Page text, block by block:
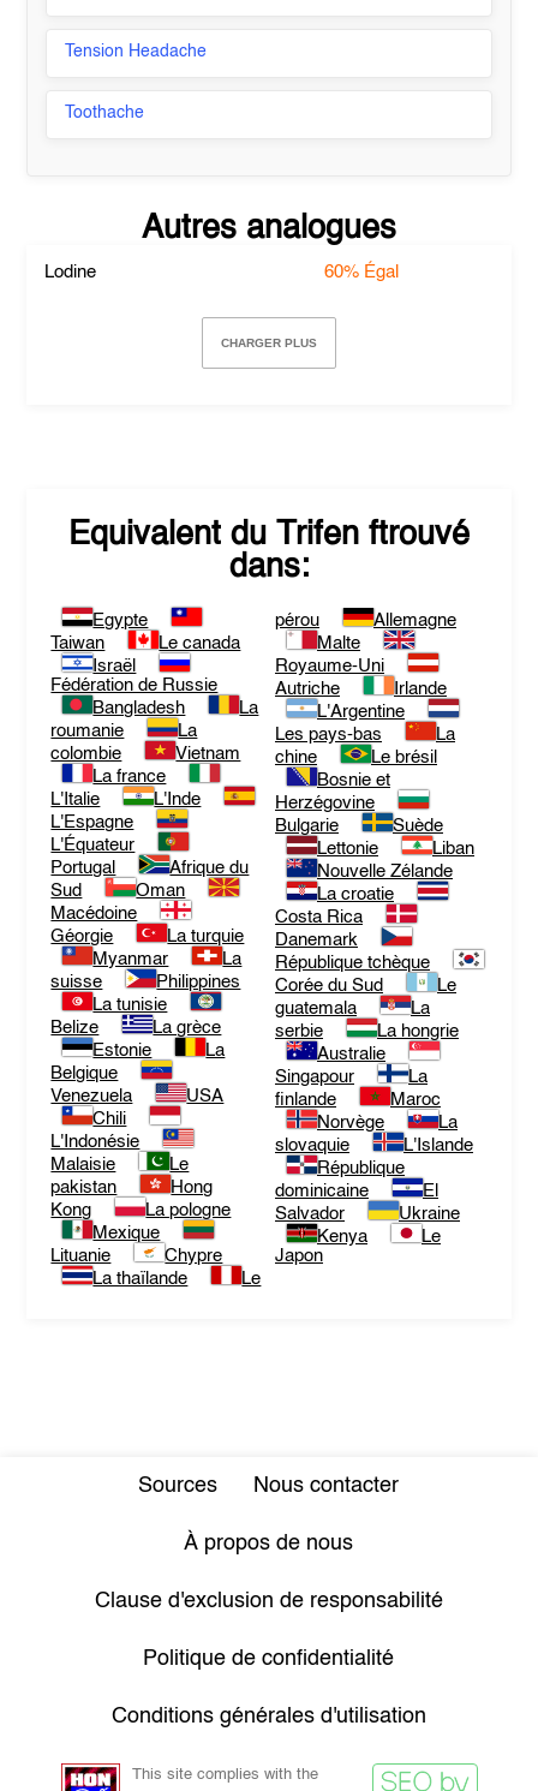
Tension Headache
Toothache
Autres analogues
Lodine 60% Égal
CHARGER PLUS
Equivalent du Trifen ftrouvé
dans:
Egypte
Taiwan
Le canada
Israël
Fédération de Russie
Bangladesh
La
roumanie
La
colombie
Vietnam
La france
L'Italie
L'Inde
L'Espagne
L'Équateur
Portugal
Afrique du
Sud
Oman
Macédoine
Géorgie
La turquie
Myanmar
La
suisse
Philippines
La tunisie
Belize
La grèce
Estonie
La
Belgique
Venezuela
USA
Chili
L'Indonésie
Malaisie
Le
pakistan
Hong
Kong
La pologne
Mexique
Lituanie
Chypre
La thaïlande
Le
pérou
Allemagne
Malte
Royaume-Uni
Autriche
Irlande
L'Argentine
Les pays-bas
La
chine
Le brésil
Bosnie et
Herzégovine
Bulgarie
Suède
Lettonie
Liban
Nouvelle Zélande
La croatie
Costa Rica
Danemark
République tchèque
Corée du Sud
Le
guatemala
La
serbie
La hongrie
Australie
Singapour
La
finlande
Maroc
Norvège
La
slovaquie
L'Islande
République
dominicaine
El
Salvador
Ukraine
Kenya
Le
Japon
Sources Nous contacter
À propos de nous
Clause d'exclusion de responsabilité
Politique de confidentialité
Conditions générales d'utilisation
This site complies with the